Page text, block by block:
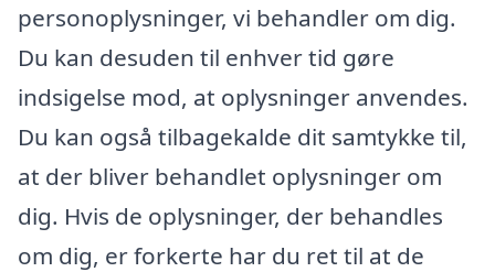
personoplysninger, vi behandler om dig.
Du kan desuden til enhver tid gøre
indsigelse mod, at oplysninger anvendes.
Du kan også tilbagekalde dit samtykke til,
at der bliver behandlet oplysninger om
dig. Hvis de oplysninger, der behandles
om dig, er forkerte har du ret til at de